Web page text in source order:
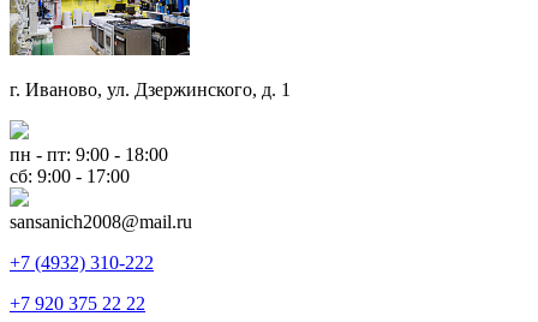
г. Иваново, ул. Дзержинского, д. 1
пн - пт: 9:00 - 18:00
сб: 9:00 - 17:00
sansanich2008@mail.ru
+7 (4932) 310-222
+7 920 375 22 22